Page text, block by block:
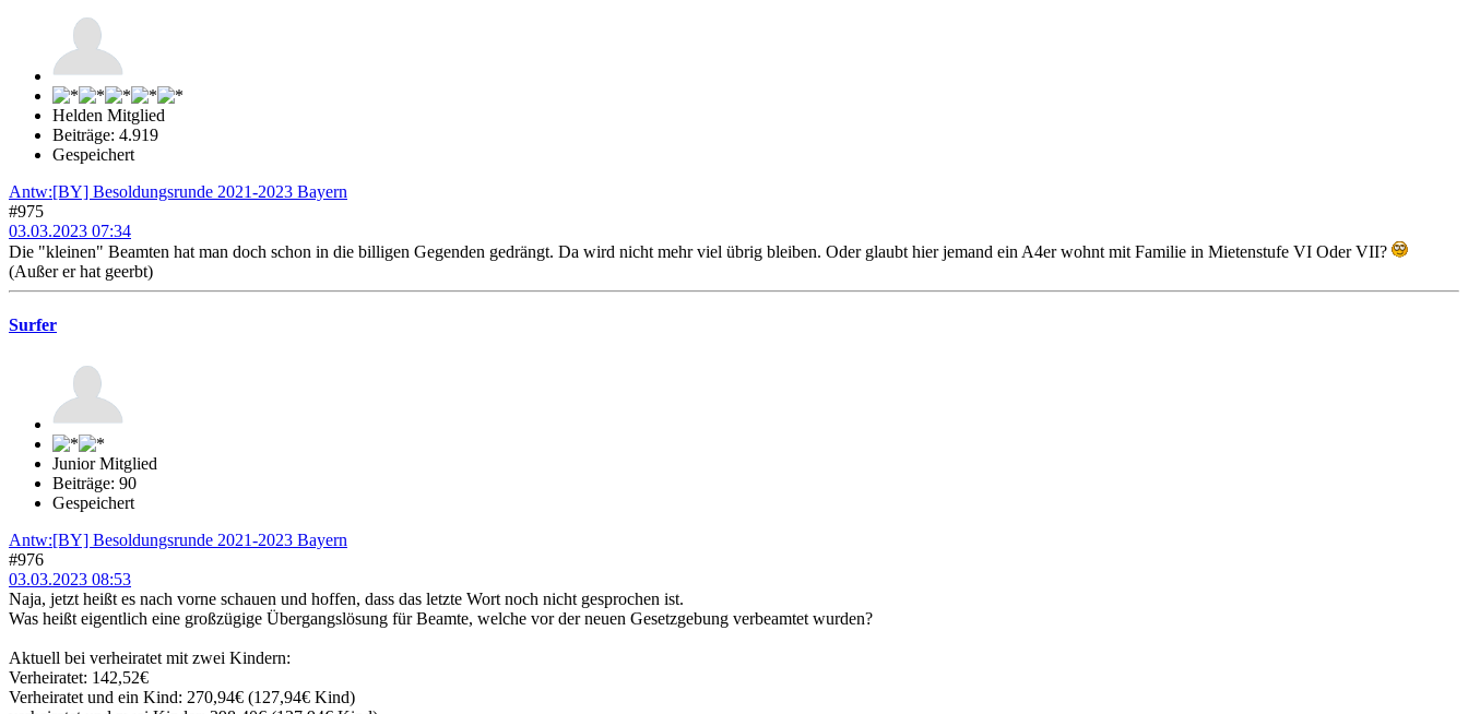
Helden Mitglied
Beiträge: 4.919
Gespeichert
Antw:[BY] Besoldungsrunde 2021-2023 Bayern
#975
03.03.2023 07:34
Die "kleinen" Beamten hat man doch schon in die billigen Gegenden gedrängt. Da wird nicht mehr viel übrig bleiben. Oder glaubt hier jemand ein A4er wohnt mit Familie in Mietenstufe VI Oder VII?
(Außer er hat geerbt)
Surfer
Junior Mitglied
Beiträge: 90
Gespeichert
Antw:[BY] Besoldungsrunde 2021-2023 Bayern
#976
03.03.2023 08:53
Naja, jetzt heißt es nach vorne schauen und hoffen, dass das letzte Wort noch nicht gesprochen ist.
Was heißt eigentlich eine großzügige Übergangslösung für Beamte, welche vor der neuen Gesetzgebung verbeamtet wurden?
Aktuell bei verheiratet mit zwei Kindern:
Verheiratet: 142,52€
Verheiratet und ein Kind: 270,94€ (127,94€ Kind)